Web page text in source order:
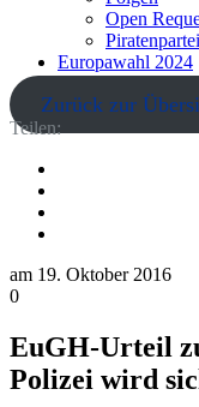
Open
Piratenpartei
Europawahl 2024
Zurück zur
Teilen:
am 19. Oktober 2016
0
EuGH-Urteil
Polizei wird